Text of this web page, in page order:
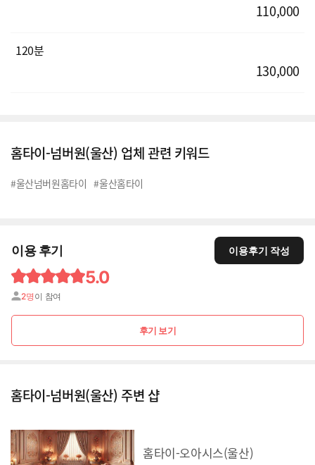
110,000
120분
130,000
홈타이-넘버원(울산) 업체 관련 키워드
#울산넘버원홈타이 #울산홈타이
이용 후기 이용후기 작성
5.0
2명 이 참여
후기 보기
홈타이-넘버원(울산) 주변 샵
홈타이-오아시스(울산)